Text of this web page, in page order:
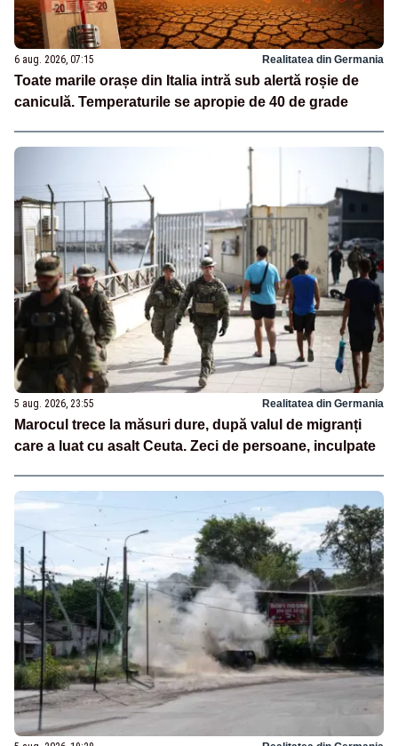
6 aug. 2026, 07:15 Realitatea din Germania
Toate marile orașe din Italia intră sub alertă roșie de
caniculă. Temperaturile se apropie de 40 de grade
5 aug. 2026, 23:55 Realitatea din Germania
Marocul trece la măsuri dure, după valul de migranți
care a luat cu asalt Ceuta. Zeci de persoane, inculpate